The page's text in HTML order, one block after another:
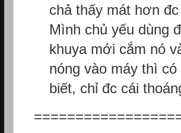
chả thấy mát hơn
Mình chủ yếu dùng
khuya mới cắm nó
nóng vào máy thì
biết, chỉ đc cái